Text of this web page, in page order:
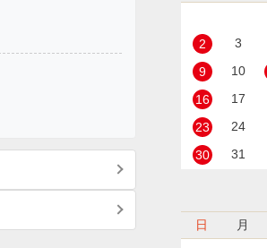
2
3
9
10
16
17
23
24
30
31
日 月